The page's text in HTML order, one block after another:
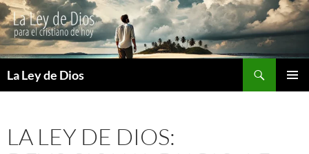
La Ley de Dios
LA LEY DE DIOS: